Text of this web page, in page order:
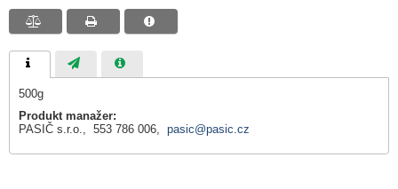
500g
Produkt manažer:
PASIČ s.r.o., 553 786 006, pasic@pasic.cz